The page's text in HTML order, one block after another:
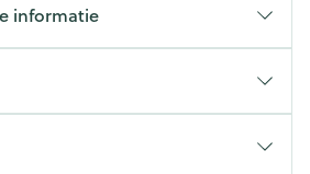
informatie